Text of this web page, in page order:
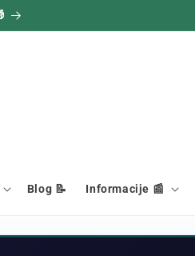
Blog 📝 Informacije 📰